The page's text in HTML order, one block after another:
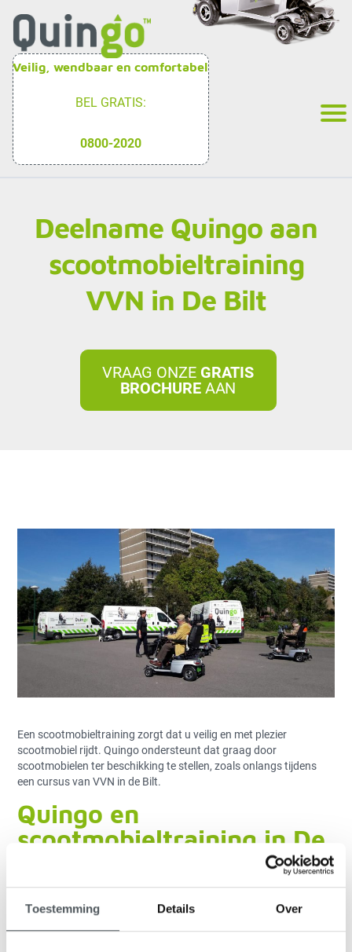
Toestemming Details Over
Veilig, wendbaar en comfortabel
BEL GRATIS:
0800-2020
Deelname Quingo aan
scootmobieltraining
VVN in De Bilt
VRAAG ONZE GRATIS
BROCHUREAAN
Een scootmobieltraining zorgt dat u veilig en met plezier
scootmobiel rijdt. Quingo ondersteunt dat graag door
scootmobielen ter beschikking te stellen, zoals onlangs tijdens
een cursus van VVN in de Bilt.
Quingo en
scootmobieltraining in De
met 3 bussen en een flink aantal 5-wiel scootmobielen plus
begeleiding aanwezig in het H.F. Witte Centrum in de Bilt.